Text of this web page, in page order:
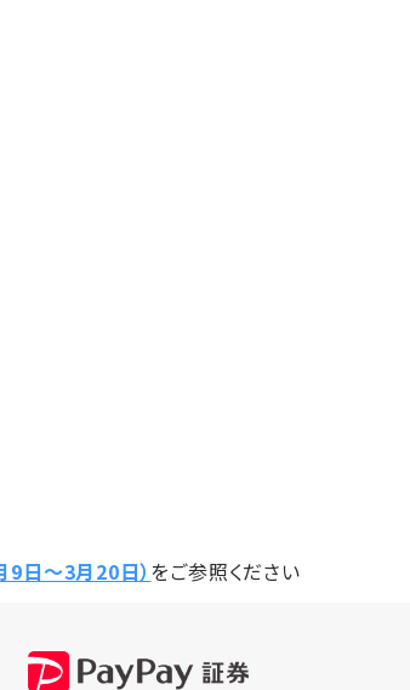
9日〜3月20日） をご参照ください